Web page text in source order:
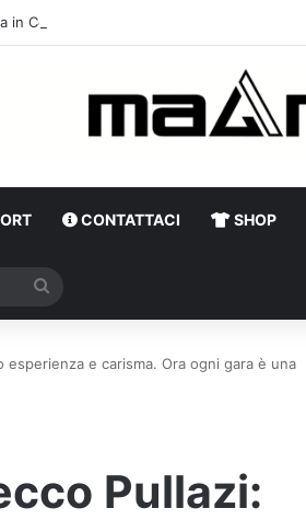
CONTATTACI SHOP
esperienza e carisma. Ora ogni gara è una
Pullazi: